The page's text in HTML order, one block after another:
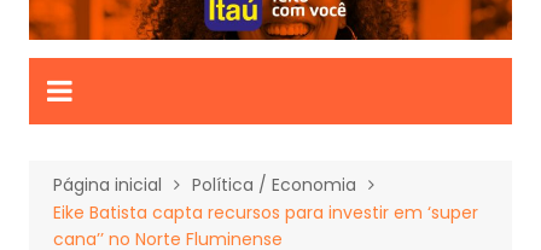
Página inicial
Política / Economia
Eike Batista capta recursos para investir em ‘super
cana’’ no Norte Fluminense